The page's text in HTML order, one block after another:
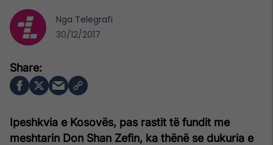
Ipeshkvia e Kosovës, pas rastit të fundit me
meshtarin Don Shan Zefin, ka thënë se dukuria e
Nga Telegrafi
30/12/2017